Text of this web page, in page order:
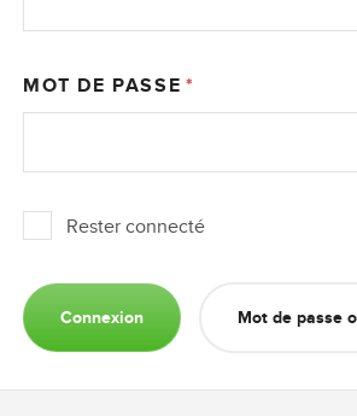
MOT DE PASSE
Rester connecté
Connexion Mot de passe